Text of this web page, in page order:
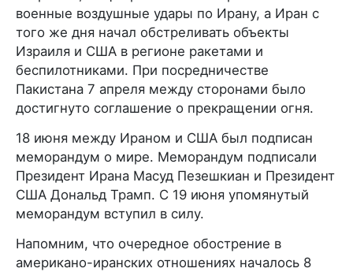
военные воздушные удары по Ирану, а Иран с
того же дня начал обстреливать объекты
Израиля и США в регионе ракетами и
беспилотниками. При посредничестве
Пакистана 7 апреля между сторонами было
достигнуто соглашение о прекращении огня.
18 июня между Ираном и США был подписан
меморандум о мире. Меморандум подписали
Президент Ирана Масуд Пезешкиан и Президент
США Дональд Трамп. С 19 июня упомянутый
меморандум вступил в силу.
Напомним, что очередное обострение в
американо-иранских отношениях началось 8